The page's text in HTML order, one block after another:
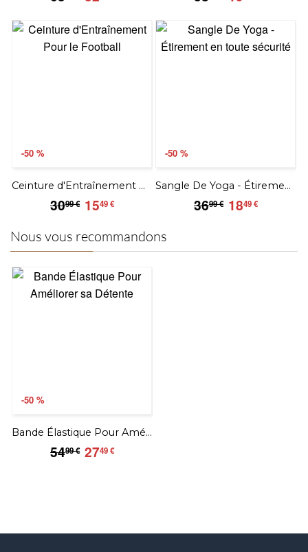
-50 %
Ceinture d'Entraînement Pour le Football
3099 €30.99
1549 €15.49
-50 %
Sangle De Yoga - Étirement en toute sécurité
3699 €36.99
1849 €18.49
Nous vous recommandons
-50 %
Bande Élastique Pour Améliorer sa Détente
5499 €54.99
2749 €27.49